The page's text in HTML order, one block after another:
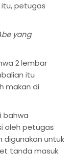
petugas
yang
2 lembar
itu
makan di
bahwa
oleh petugas
digunakan untuk
tanda masuk